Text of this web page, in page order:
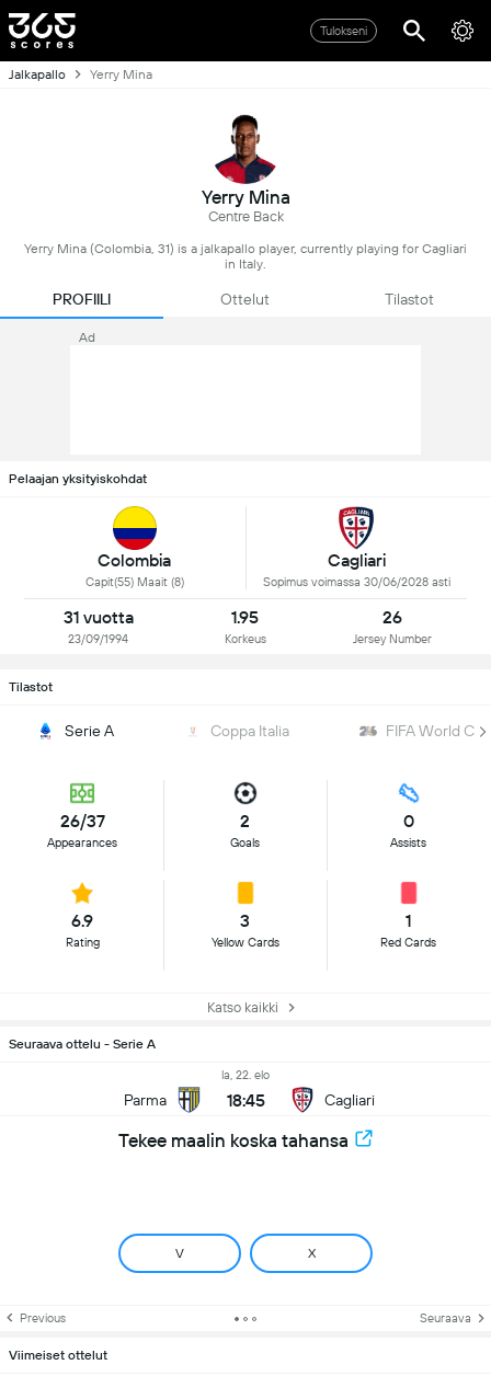
Tulokseni
Jalkapallo Yerry Mina
Yerry Mina
Centre Back
Yerry Mina (Colombia, 31) is a jalkapallo player, currently playing for Cagliari
in Italy.
PROFIILI Ottelut Tilastot
Ad
Pelaajan yksityiskohdat
Colombia
Capit(55) Maait (8)
Cagliari
Sopimus voimassa 30/06/2028 asti
31 vuotta
23/09/1994
1.95
Korkeus
26
Jersey Number
Tilastot
Serie A Coppa Italia FIFA World Cup
26/37
Appearances
2
Goals
0
Assists
6.9
Rating
3
Yellow Cards
1
Red Cards
Katso kaikki
Seuraava ottelu - Serie A
Parma
la, 22. elo
18:45 Cagliari
Tekee maalin koska tahansa
V X
Previous Seuraava
Viimeiset ottelut